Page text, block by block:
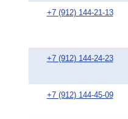
+7 (912) 144-21-13
+7 (912) 144-24-23
+7 (912) 144-45-09